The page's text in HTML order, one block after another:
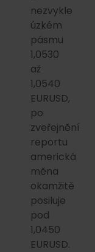
nezvykle
úzkém
pásmu
1,0530
až
1,0540
EURUSD,
po
zveřejnění
reportu
americká
měna
okamžitě
posiluje
pod
1,0450
EURUSD.